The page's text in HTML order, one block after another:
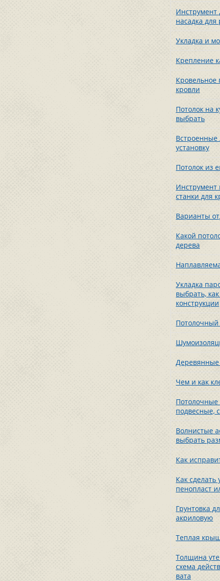
Инструмент
насадка для
Укладка и
Крепление
Кровельное
кровли
Потолок на
выбрать
Встроенные
установку
Потолок из
станки для
Варианты
Какой
дерева
Укладка
выбрать,
конструкции
Деревянные
Чем и как
Потолочные
подвесные,
Волнистые
выбрать
Как
Как
пенопласт
Грунтовка
акриловую
Теплая
Толщина
схема
вата